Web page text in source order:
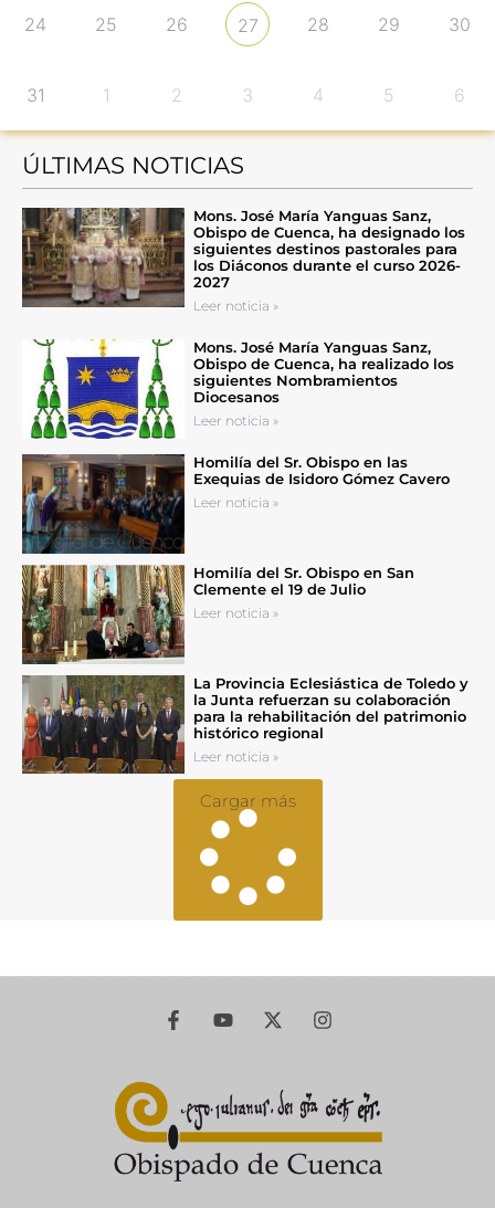
24 25 26 27 28 29 30
31 1 2 3 4 5 6
ÚLTIMAS NOTICIAS
Mons. José María Yanguas Sanz,
Obispo de Cuenca, ha designado los
siguientes destinos pastorales para
los Diáconos durante el curso 2026-
2027
Leer noticia »
Mons. José María Yanguas Sanz,
Obispo de Cuenca, ha realizado los
siguientes Nombramientos
Diocesanos
Leer noticia »
Homilía del Sr. Obispo en las
Exequias de Isidoro Gómez Cavero
Leer noticia »
Homilía del Sr. Obispo en San
Clemente el 19 de Julio
Leer noticia »
La Provincia Eclesiástica de Toledo y
la Junta refuerzan su colaboración
para la rehabilitación del patrimonio
histórico regional
Leer noticia »
Cargar más